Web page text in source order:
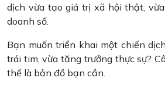
dịch vừa tạo giá trị xã hội thật,
doanh số.
Bạn muốn triển khai một chiến
trái tim, vừa tăng trưởng thực sự?
thể là bản đồ bạn cần.